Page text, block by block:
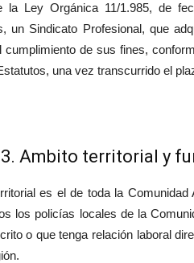
la Ley Orgánica 11/1.985, de
un Sindicato Profesional, que
cumplimiento de sus fines,
una vez transcurrido el
Ambito territorial y
es el de toda la
los policías locales de la
o que tenga relación laboral